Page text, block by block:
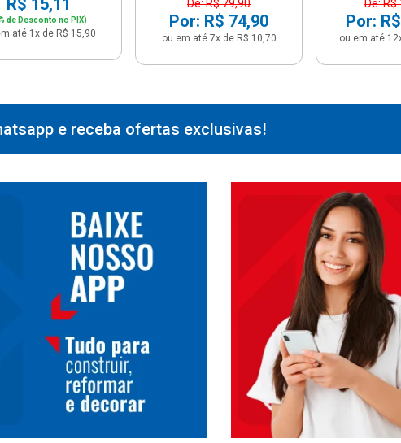
R$ 15,11
de Desconto no PIX)
até 1x de R$ 15,90
De: R$ 79,90
Por: R$ 74,90
ou em até 7x de R$ 10,70
De: R$
Por:
ou em até
e receba ofertas exclusivas!